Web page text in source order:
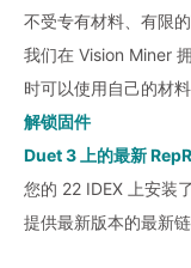
不受专有材料、有限
我们在 Vision Miner
时可以使用自己的材
解锁固件
Duet 3 上的最新
您的 22 IDEX 上安装
提供最新版本的最新链